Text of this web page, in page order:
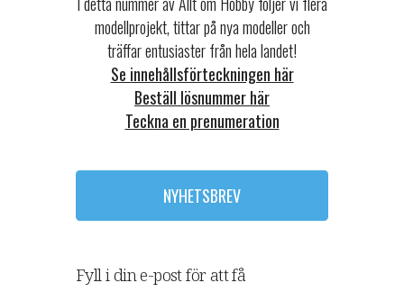
modellprojekt, tittar på nya modeller och
träffar entusiaster från hela landet!
Se innehållsförteckningen här
Beställ lösnummer här
Teckna en prenumeration
NYHETSBREV
Fyll i din e-post för att få